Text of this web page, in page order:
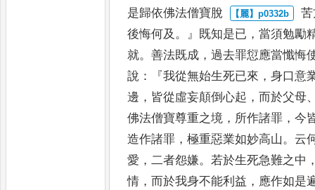
是歸依佛法僧寶脫
後悔何及 。』 既知是已 ，當須勉勵
就。善法既成 ，過去罪愆應當懺悔
說 ：『我從無始生死已來 ，身口意
邊 ， 皆從虛妄顛倒心起 ，而於父母
佛法僧寶尊重之境 ， 所作諸罪 ，今
造作諸罪 ，極重惡業如妙高山 。 云
愛 ， 二者怨嫌。 若於生死急難之中
情 ，而於我身不能利益 ， 應作如是